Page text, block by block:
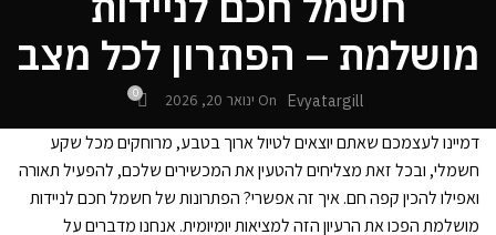
מושלמת – הפתרון לכל מצב
Evyatargill On ינואר 20, 2026 0
דמיינו לעצמכם שאתם יוצאים לטיול ארוך בטבע, מרוחקים מכל שקע
חשמלי, ובכל זאת מצליחים להטעין את המכשירים שלכם, להפעיל תאורה
ואפילו להכין קפה חם. איך זה אפשרי? הפתרונות של חשמל חכם לניידות
מושלמת הפכו את הרעיון הזה למציאות יומיומית. אנחנו מדברים על